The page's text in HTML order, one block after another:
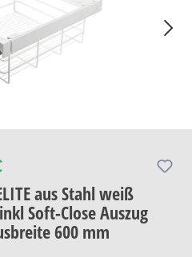
aus Stahl weiß
Soft-Close Auszug
600 mm